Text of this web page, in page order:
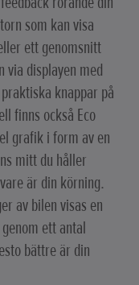
som kan visa
ett genomsnitt
via displayen med
knappar på
finns också Eco
grafik i form av en
mitt du håller
är din körning.
av bilen visas en
ett antal
bättre är din